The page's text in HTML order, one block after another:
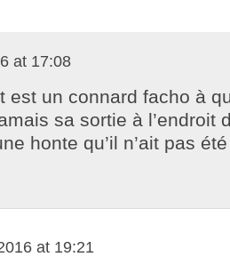
at 17:08
est un connard facho à
sa sortie à l’endroit
honte qu’il n’ait pas
at 19:21